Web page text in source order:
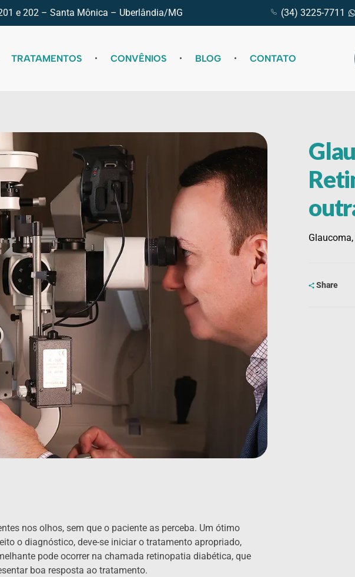
e 202 – Santa Mônica – Uberlândia/MG (34) 3225-7711
TRATAMENTOS CONVÊNIOS BLOG CONTATO
nos olhos, sem que o paciente as perceba. Um ótimo
o diagnóstico, deve-se iniciar o tratamento apropriado,
pode ocorrer na chamada retinopatia diabética, que
boa resposta ao tratamento.
Share